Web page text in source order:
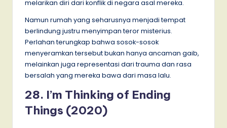
melarikan diri dari konflik di negara asal mereka.
Namun rumah yang seharusnya menjadi tempat
berlindung justru menyimpan teror misterius.
Perlahan terungkap bahwa sosok-sosok
menyeramkan tersebut bukan hanya ancaman gaib,
melainkan juga representasi dari trauma dan rasa
bersalah yang mereka bawa dari masa lalu.
28. I’m Thinking of Ending
Things (2020)